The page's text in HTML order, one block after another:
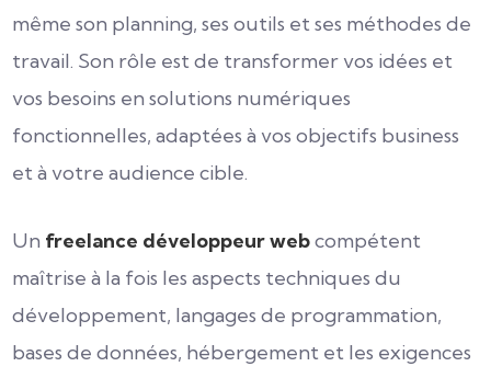
même son planning, ses outils et ses méthodes de
travail. Son rôle est de transformer vos idées et
vos besoins en solutions numériques
fonctionnelles, adaptées à vos objectifs business
et à votre audience cible.
Un freelance développeur webcompétent
maîtrise à la fois les aspects techniques du
développement, langages de programmation,
bases de données, hébergement et les exigences